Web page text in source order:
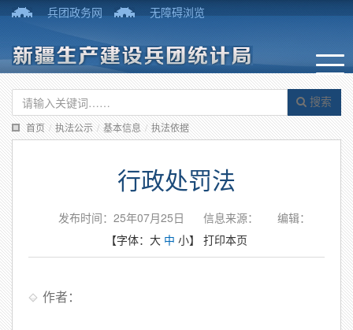
兵团政务网 无障碍浏览
搜索
首页 / 执法公示 / 基本信息 / 执法依据
行政处罚法
发布时间：25年07月25日 信息来源：
编辑：
【字体： 大 中 小】 打印本页
作者：